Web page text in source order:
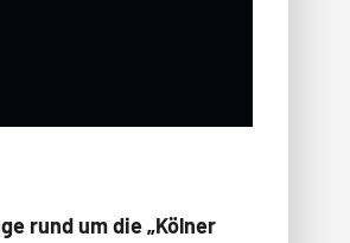
rund um die „Kölner